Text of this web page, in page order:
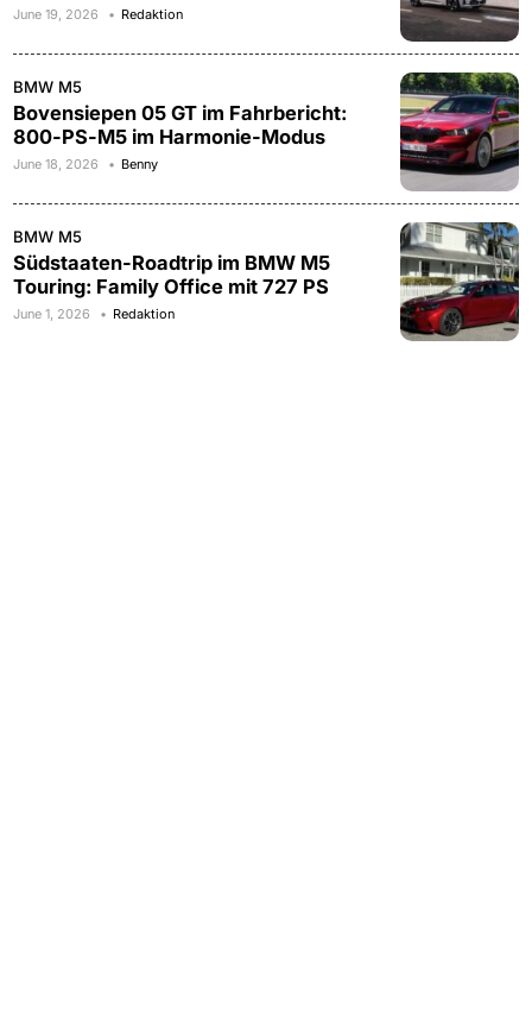
June 19, 2026 Redaktion
BMW M5
Bovensiepen 05 GT im Fahrbericht:
800-PS-M5 im Harmonie-Modus
June 18, 2026 Benny
BMW M5
Südstaaten-Roadtrip im BMW M5
Touring: Family Office mit 727 PS
June 1, 2026 Redaktion